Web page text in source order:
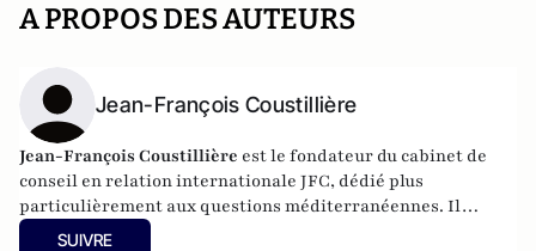
A PROPOS DES AUTEURS
Jean-François Coustillière
Jean-François Coustillière est le fondateur du cabinet de
conseil en relation internationale JFC, dédié plus
particulièrement aux questions méditerranéennes. Il
préside également l'association Euromed-
SUIVRE